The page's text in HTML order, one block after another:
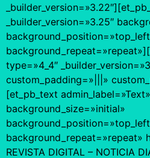
_builder_version=»3.25″
type=»4_4″
custom_padding=»|||»
[et_pb_text
background_size=»initial»
background_repeat=»repeat»
REVISTA DIGITAL – NOTICIA